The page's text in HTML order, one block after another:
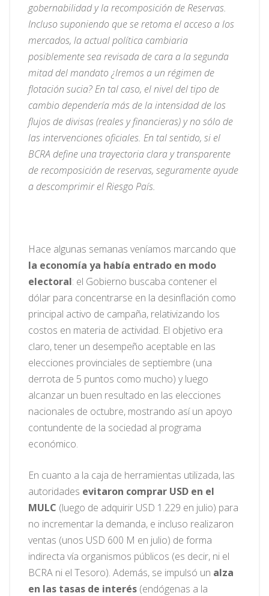
gobernabilidad y la recomposición de Reservas.
Incluso suponiendo que se retoma el acceso a los
mercados, la actual política cambiaria
posiblemente sea revisada de cara a la segunda
mitad del mandato ¿Iremos a un régimen de
flotación sucia? En tal caso, el nivel del tipo de
cambio dependería más de la intensidad de los
flujos de divisas (reales y financieras) y no sólo de
las intervenciones oficiales. En tal sentido, si el
BCRA define una trayectoria clara y transparente
de recomposición de reservas, seguramente ayude
a descomprimir el Riesgo País.
Hace algunas semanas veníamos marcando que
la economía ya había entrado en modo
electoral: el Gobierno buscaba contener el
dólar para concentrarse en la desinflación como
principal activo de campaña, relativizando los
costos en materia de actividad. El objetivo era
claro, tener un desempeño aceptable en las
elecciones provinciales de septiembre (una
derrota de 5 puntos como mucho) y luego
alcanzar un buen resultado en las elecciones
nacionales de octubre, mostrando así un apoyo
contundente de la sociedad al programa
económico.
En cuanto a la caja de herramientas utilizada, las
autoridades evitaron comprar USD en el
MULC (luego de adquirir USD 1.229 en julio) para
no incrementar la demanda, e incluso realizaron
ventas (unos USD 600 M en julio) de forma
indirecta vía organismos públicos (es decir, ni el
BCRA ni el Tesoro). Además, se impulsó un alza
en las tasas de interés (endógenas a la